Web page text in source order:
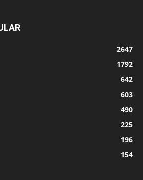
2647
1792
642
603
490
225
196
154